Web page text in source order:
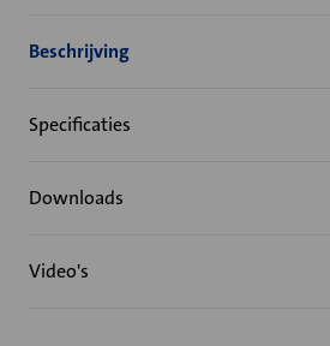
Beschrijving
Specificaties
Downloads
Video's